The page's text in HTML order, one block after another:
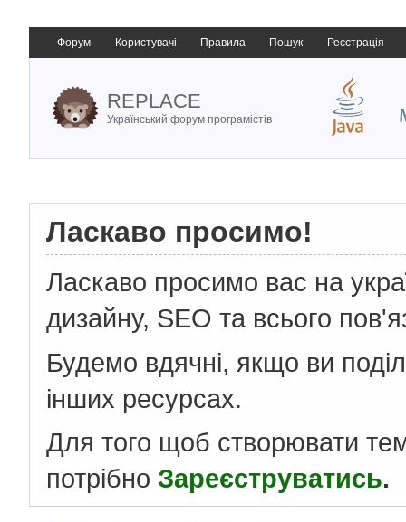
Форум Користувачі Правила Пошук Реєстрація
REPLACE
Український форум програмістів
Ласкаво просимо!
Ласкаво просимо вас на
дизайну, SEO та всього
Будемо вдячні, якщо ви
інших ресурсах.
Для того щоб створювати
потрібно Зареєструватись.